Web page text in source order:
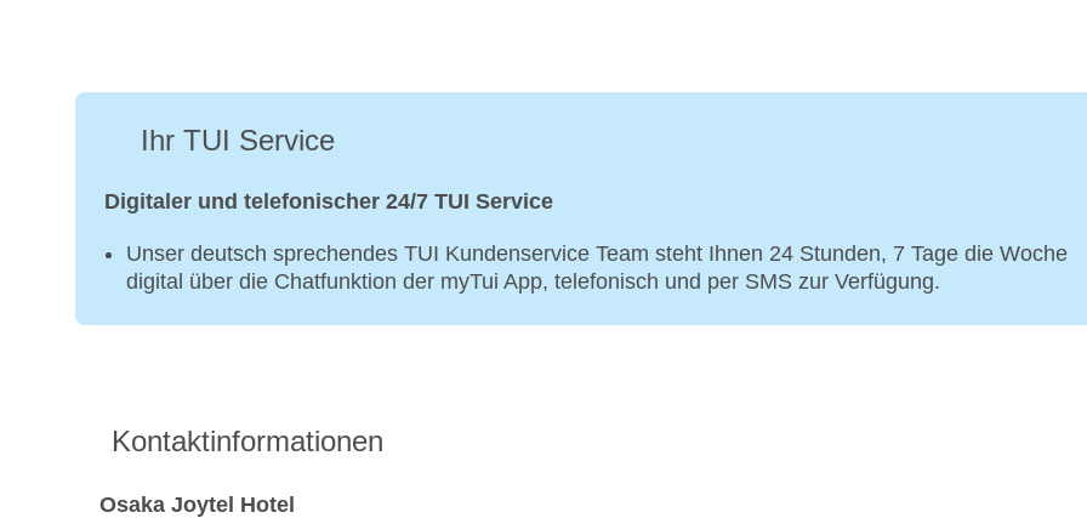
Ihr TUI Service
Digitaler und telefonischer 24/7 TUI Service
Unser deutsch sprechendes TUI Kundenservice Team steht Ihnen 24 Stunden, 7 Tage die Woche
digital über die Chatfunktion der myTui App, telefonisch und per SMS zur Verfügung.
Kontaktinformationen
Osaka Joytel Hotel